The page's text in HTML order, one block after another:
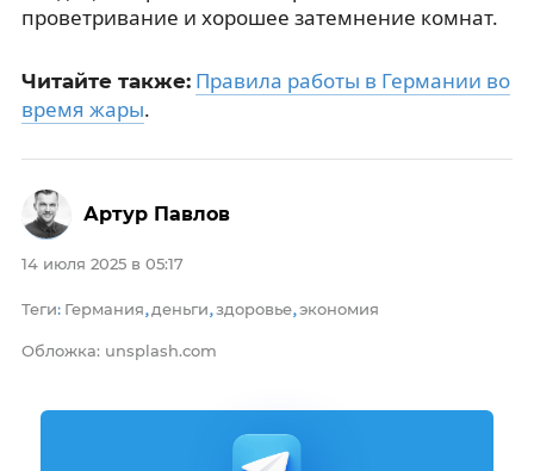
проветривание и хорошее затемнение комнат.
Читайте также: Правила работы в Германии во
время жары.
14 июля 2025 в 05:17
Теги: Германия, деньги,здоровье,экономия
Обложка: unsplash.com
Артур Павлов